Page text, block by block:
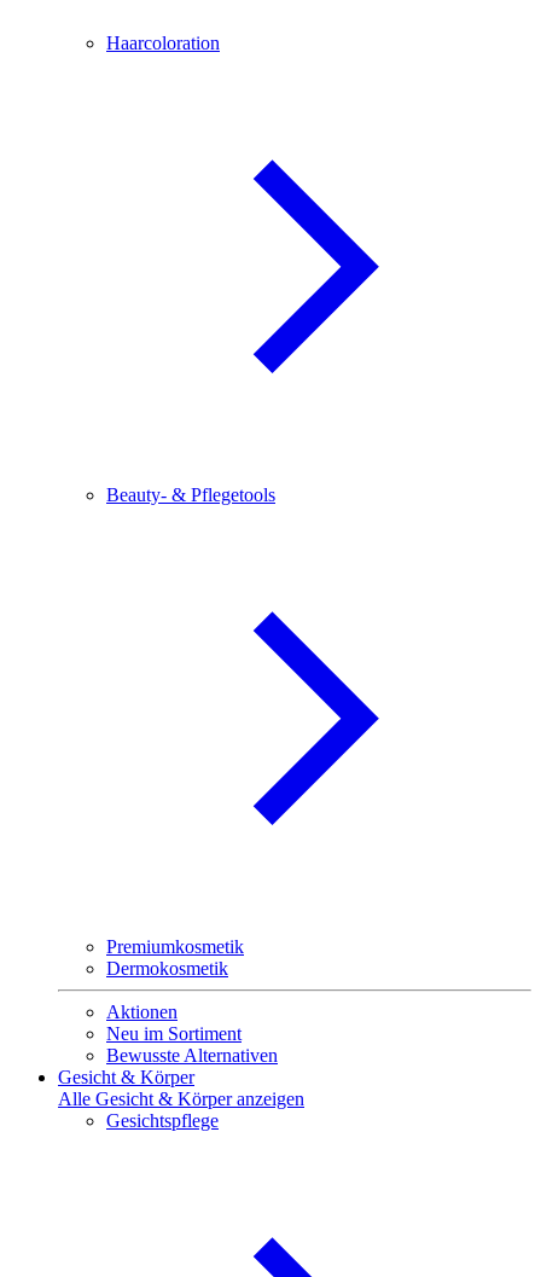
Haarcoloration
Beauty- & Pflegetools
Premiumkosmetik
Dermokosmetik
Aktionen
Neu im Sortiment
Bewusste Alternativen
Gesicht & Körper
Alle Gesicht & Körper anzeigen
Gesichtspflege